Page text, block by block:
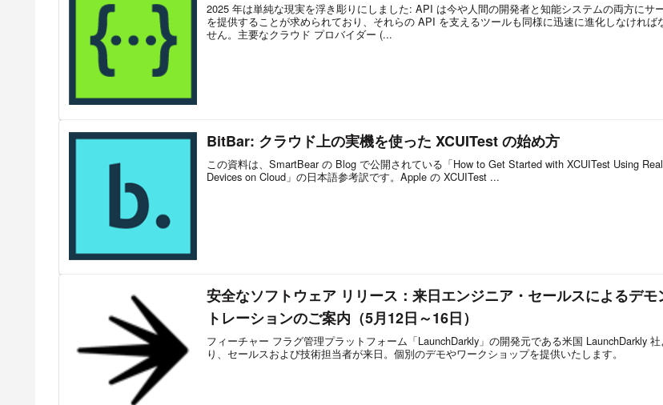
2025 年は単純な現実を浮き彫りにしました: API は今や人間の開発者と知能システムの両方にサ
を提供することが求められており、それらの API を支えるツールも同様に迅速に進化しなければ
せん。主要なクラウド プロバイダー (...
BitBar: クラウド上の実機を使った XCUITest の始め方
この資料は、SmartBear の Blog で公開されている「How to Get Started with XCUITest Using Real
Devices on Cloud」の日本語参考訳です。Apple の XCUITest ...
安全なソフトウェア リリース：来日エンジニア・セールスによるデモ
トレーションのご案内（5月12日～16日）
フィーチャー フラグ管理プラットフォーム「LaunchDarkly」の開発元である米国 LaunchDarkly 社
り、セールスおよび技術担当者が来日。個別のデモやワークショップを提供いたします。